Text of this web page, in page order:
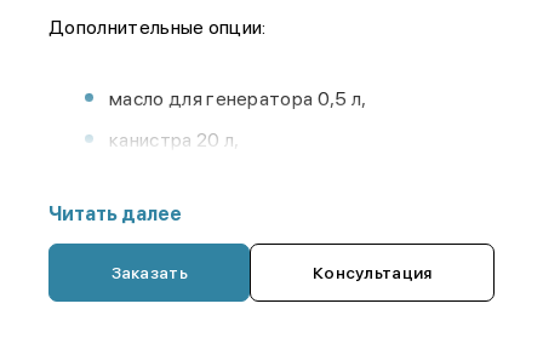
Дополнительные опции:
масло для генератора 0,5 л,
канистра 20 л,
Читать далее
Заказать Консультация